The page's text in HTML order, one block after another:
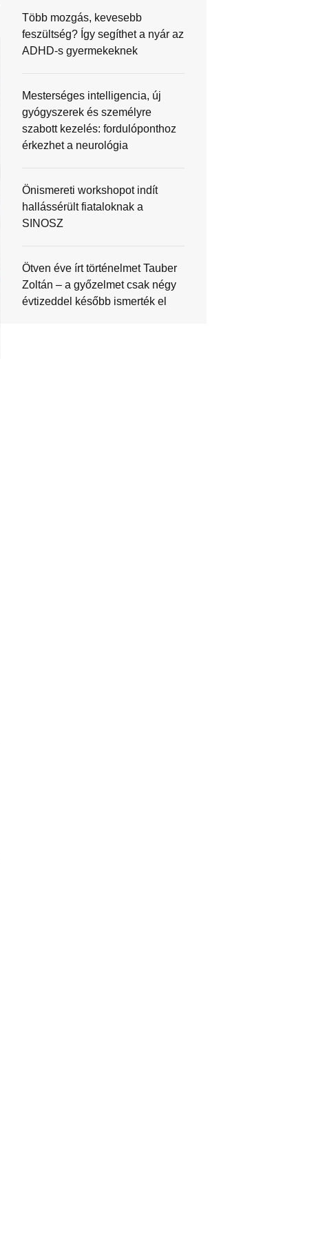
Több mozgás, kevesebb
feszültség? Így segíthet a nyár az
ADHD-s gyermekeknek
Mesterséges intelligencia, új
gyógyszerek és személyre
szabott kezelés: fordulóponthoz
érkezhet a neurológia
Önismereti workshopot indít
hallássérült fiataloknak a
SINOSZ
Ötven éve írt történelmet Tauber
Zoltán – a győzelmet csak négy
évtizeddel később ismerték el